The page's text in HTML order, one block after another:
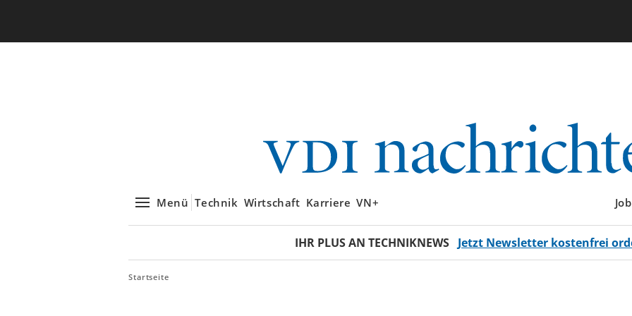
Menü Technik Wirtschaft Karriere VN+
IHR PLUS AN TECHNIKNEWS Jetzt Newsletter kostenfrei
Startseite